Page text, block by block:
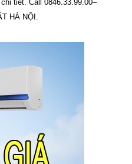
tiết. Call 0846.33.99.00–
HÀ NỘI.